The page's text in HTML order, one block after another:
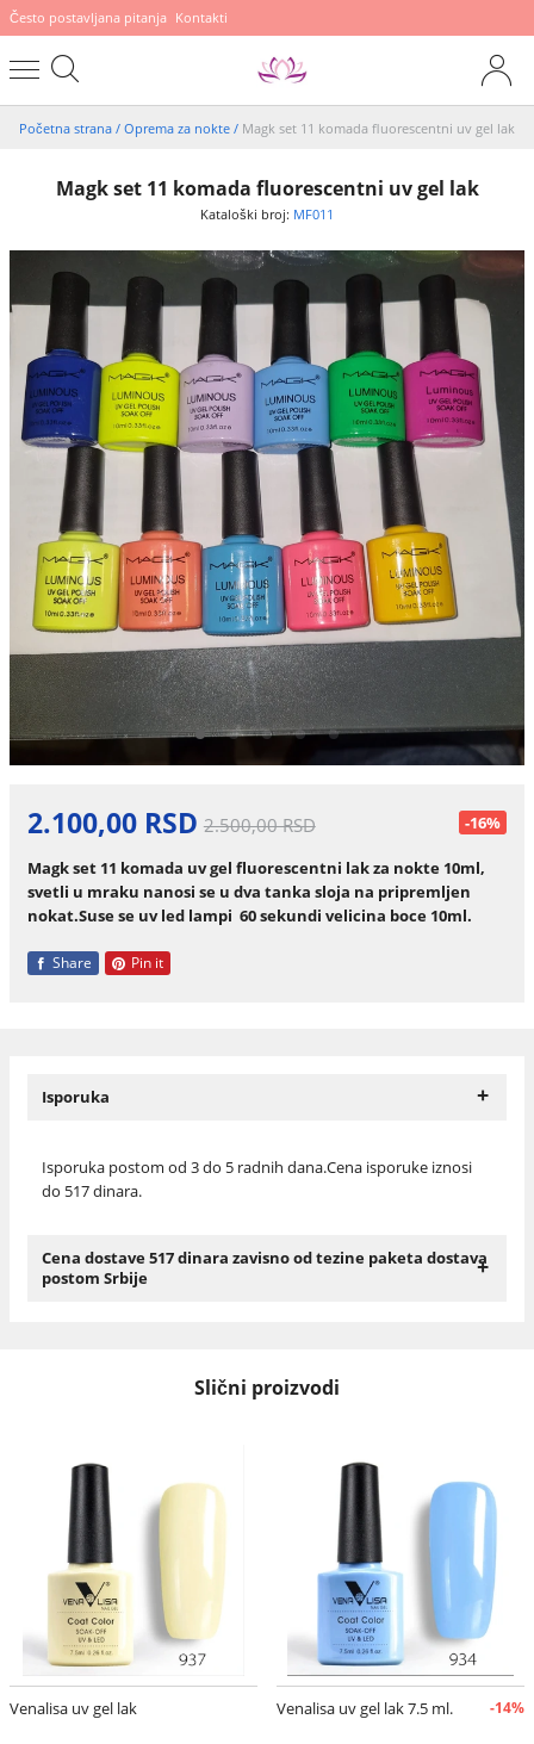
Često postavljana pitanja Kontakti
Početna strana / Oprema za nokte / Magk set 11 komada fluorescentni uv gel lak
Magk set 11 komada fluorescentni uv gel lak
Kataloški broj: MF011
2.100,00 RSD 2.500,00 RSD -16%
Magk set 11 komada uv gel fluorescentni lak za nokte 10ml,
svetli u mraku nanosi se u dva tanka sloja na pripremljen
nokat.Suse se uv led lampi 60 sekundi velicina boce 10ml.
Share Pin it
Isporuka +
Isporuka postom od 3 do 5 radnih dana.Cena isporuke iznosi
do 517 dinara.
Cena dostave 517 dinara zavisno od tezine paketa dostava
postom Srbije
+
Slični proizvodi
Venalisa uv gel lak Venalisa uv gel lak 7.5 ml. -14%